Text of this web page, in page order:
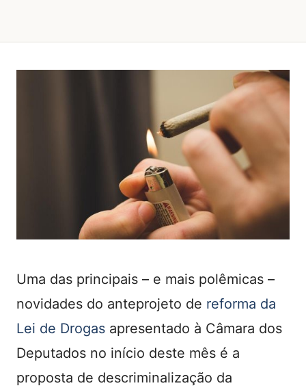
Uma das principais – e mais polêmicas –
novidades do anteprojeto de reforma da
Lei de Drogas apresentado à Câmara dos
Deputados no início deste mês é a
proposta de descriminalização da